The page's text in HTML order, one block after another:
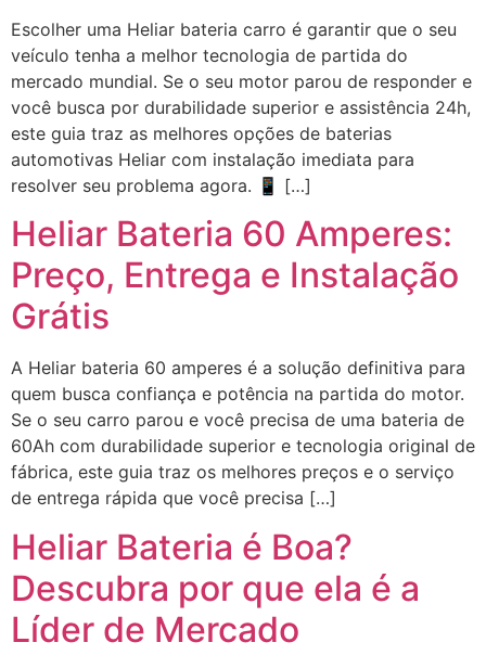
Escolher uma Heliar bateria carro é garantir que o seu
veículo tenha a melhor tecnologia de partida do
mercado mundial. Se o seu motor parou de responder e
você busca por durabilidade superior e assistência 24h,
este guia traz as melhores opções de baterias
automotivas Heliar com instalação imediata para
resolver seu problema agora. 📱 […]
Heliar Bateria 60 Amperes:
Preço, Entrega e Instalação
Grátis
A Heliar bateria 60 amperes é a solução definitiva para
quem busca confiança e potência na partida do motor.
Se o seu carro parou e você precisa de uma bateria de
60Ah com durabilidade superior e tecnologia original de
fábrica, este guia traz os melhores preços e o serviço
de entrega rápida que você precisa […]
Heliar Bateria é Boa?
Descubra por que ela é a
Líder de Mercado